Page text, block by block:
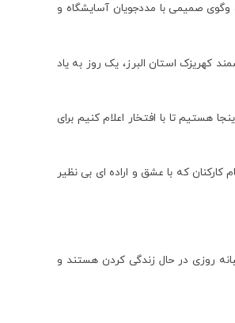
صمیمی با مددجویان آسایشگاه و
استان البرز، یک روز به یاد
تا با افتخار اعلام کنیم برای
که با عشق و اراده ای بی نظیر
به صورت شبانه روزی در حال زندگی کردن هستند و